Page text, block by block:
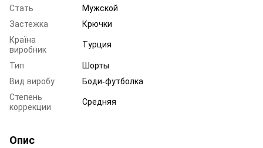
Стать
Мужской
Застежка
Крючки
Країна
виробник
Турция
Тип
Шорты
Вид виробу
Боди-футболка
Степень
коррекции
Средняя
Опис